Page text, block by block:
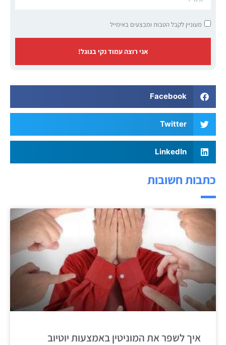
מעוניין לקבל הטבות ומבצעים באימייל
אני רוצה עמוד נקי בגוגל!
Facebook
Twitter
LinkedIn
כתבות חשובות
איך לשפר את המוניטין באמצעות יוטיוב